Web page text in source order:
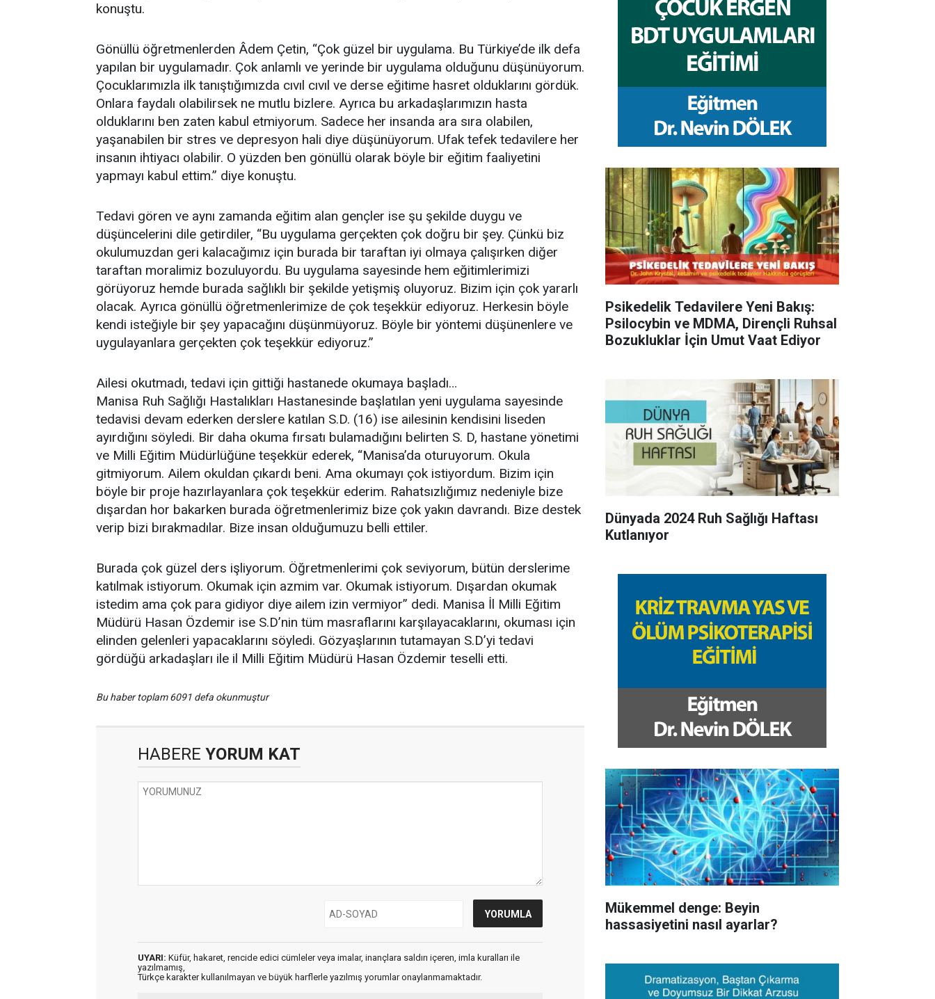
konuştu.
Gönüllü öğretmenlerden Âdem Çetin, “Çok güzel bir uygulama. Bu Türkiye’de ilk defa
yapılan bir uygulamadır. Çok anlamlı ve yerinde bir uygulama olduğunu düşünüyorum.
Çocuklarımızla ilk tanıştığımızda cıvıl cıvıl ve derse eğitime hasret olduklarını gördük.
Onlara faydalı olabilirsek ne mutlu bizlere. Ayrıca bu arkadaşlarımızın hasta
olduklarını ben zaten kabul etmiyorum. Sadece her insanda ara sıra olabilen,
yaşanabilen bir stres ve depresyon hali diye düşünüyorum. Ufak tefek tedavilere her
insanın ihtiyacı olabilir. O yüzden ben gönüllü olarak böyle bir eğitim faaliyetini
yapmayı kabul ettim.” diye konuştu.
Tedavi gören ve aynı zamanda eğitim alan gençler ise şu şekilde duygu ve
düşüncelerini dile getirdiler, “Bu uygulama gerçekten çok doğru bir şey. Çünkü biz
okulumuzdan geri kalacağımız için burada bir taraftan iyi olmaya çalışırken diğer
taraftan moralimiz bozuluyordu. Bu uygulama sayesinde hem eğitimlerimizi
görüyoruz hemde burada sağlıklı bir şekilde yetişmiş oluyoruz. Bizim için çok yararlı
olacak. Ayrıca gönüllü öğretmenlerimize de çok teşekkür ediyoruz. Herkesin böyle
kendi isteğiyle bir şey yapacağını düşünmüyoruz. Böyle bir yöntemi düşünenlere ve
uygulayanlara gerçekten çok teşekkür ediyoruz.”
Ailesi okutmadı, tedavi için gittiği hastanede okumaya başladı…
Manisa Ruh Sağlığı Hastalıkları Hastanesinde başlatılan yeni uygulama sayesinde
tedavisi devam ederken derslere katılan S.D. (16) ise ailesinin kendisini liseden
ayırdığını söyledi. Bir daha okuma fırsatı bulamadığını belirten S. D, hastane yönetimi
ve Milli Eğitim Müdürlüğüne teşekkür ederek, “Manisa’da oturuyorum. Okula
gitmiyorum. Ailem okuldan çıkardı beni. Ama okumayı çok istiyordum. Bizim için
böyle bir proje hazırlayanlara çok teşekkür ederim. Rahatsızlığımız nedeniyle bize
dışardan hor bakarken burada öğretmenlerimiz bize çok yakın davrandı. Bize destek
verip bizi bırakmadılar. Bize insan olduğumuzu belli ettiler.
Burada çok güzel ders işliyorum. Öğretmenlerimi çok seviyorum, bütün derslerime
katılmak istiyorum. Okumak için azmim var. Okumak istiyorum. Dışardan okumak
istedim ama çok para gidiyor diye ailem izin vermiyor” dedi. Manisa İl Milli Eğitim
Müdürü Hasan Özdemir ise S.D’nin tüm masraflarını karşılayacaklarını, okuması için
elinden gelenleri yapacaklarını söyledi. Gözyaşlarının tutamayan S.D’yi tedavi
gördüğü arkadaşları ile il Milli Eğitim Müdürü Hasan Özdemir teselli etti.
Bu haber toplam 6091 defa okunmuştur
HABERE YORUM KAT
UYARI: Küfür, hakaret, rencide edici cümleler veya imalar, inançlara saldırı içeren, imla kuralları ile
yazılmamış,
Türkçe karakter kullanılmayan ve büyük harflerle yazılmış yorumlar onaylanmamaktadır.
Psikedelik Tedavilere Yeni Bakış:
Psilocybin ve MDMA, Dirençli Ruhsal
Bozukluklar İçin Umut Vaat Ediyor
Dünyada 2024 Ruh Sağlığı Haftası
Kutlanıyor
Mükemmel denge: Beyin
hassasiyetini nasıl ayarlar?